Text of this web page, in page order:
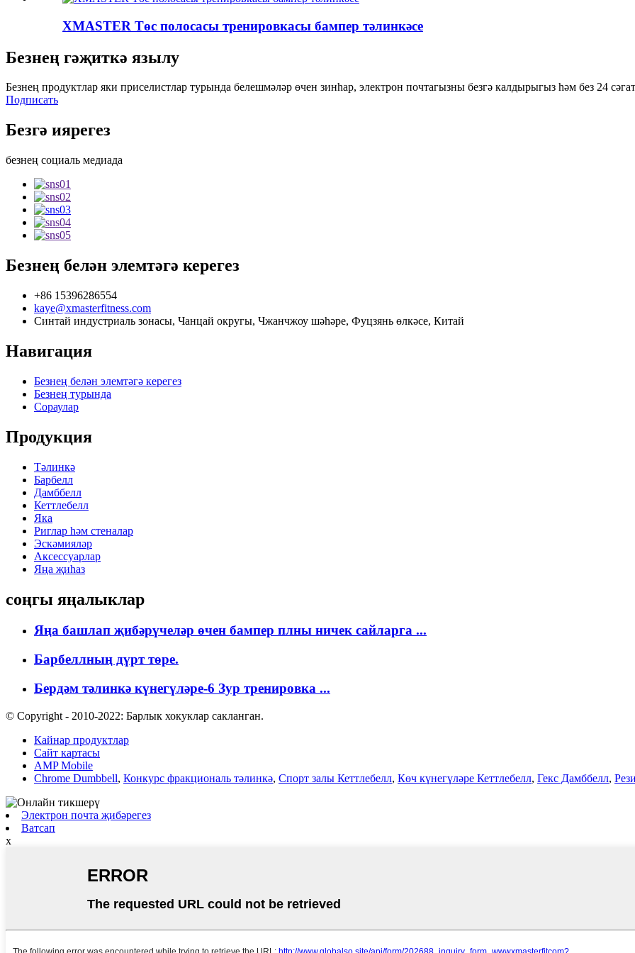
XMASTER Төс полосасы тренировкасы бампер тәлинкәсе
Безнең гәҗиткә язылу
Безнең продуктлар яки приселистлар турында белешмәләр өчен зинһар, электрон почтагызны безгә калдырыгыз һәм без 24
Подписать
Безгә иярегез
безнең социаль медиада
Безнең белән элемтәгә керегез
+86 15396286554
kaye@xmasterfitness.com
Синтай индустриаль зонасы, Чанцай округы, Чжанчжоу шәһәре, Фуцзянь өлкәсе, Китай
Навигация
Безнең белән элемтәгә керегез
Безнең турында
Сораулар
Продукция
Тәлинкә
Барбелл
Дамббелл
Кеттлебелл
Яка
Риглар һәм стеналар
Эскәмияләр
Аксессуарлар
Яңа җиһаз
соңгы яңалыклар
Яңа башлап җибәрүчеләр өчен бампер плны ничек сайларга ...
Барбеллның дүрт төре.
Бердәм тәлинкә күнегүләре-6 Зур тренировка ...
© Copyright - 2010-2022: Барлык хокуклар сакланган.
Кайнар продуктлар
Сайт картасы
AMP Mobile
Chrome Dumbbell, Конкурс фракциональ тәлинкә, Спорт залы Кеттлебелл, Көч күнегүләре Кеттлебелл, Гекс Дамббелл,
Электрон почта җибәрегез
Ватсап
x